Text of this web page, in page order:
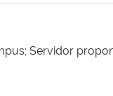
Servidor